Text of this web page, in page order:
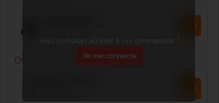
Vous souhaitez accéder à ces informations ?
Je me connecte